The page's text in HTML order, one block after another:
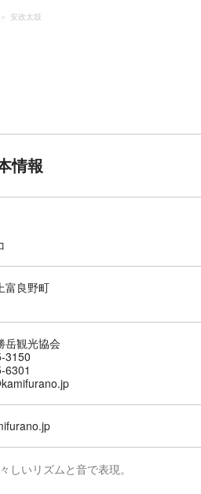
安政太鼓
情報
富良野町
岳観光協会
3150
6301
しいリズムと音で表現。